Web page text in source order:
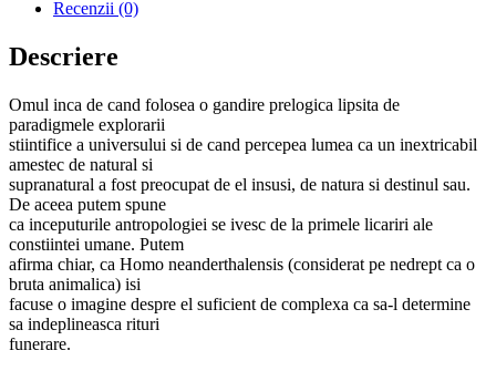
Recenzii (0)
Descriere
Omul inca de cand folosea o gandire prelogica lipsita de
paradigmele explorarii
stiintifice a universului si de cand percepea lumea ca un inextricabil
amestec de natural si
supranatural a fost preocupat de el insusi, de natura si destinul sau.
De aceea putem spune
ca inceputurile antropologiei se ivesc de la primele licariri ale
constiintei umane. Putem
afirma chiar, ca Homo neanderthalensis (considerat pe nedrept ca o
bruta animalica) isi
facuse o imagine despre el suficient de complexa ca sa-l determine
sa indeplineasca rituri
funerare.